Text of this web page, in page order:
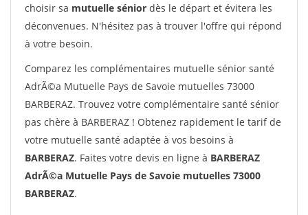
choisir sa mutuelle sénior dès le départ et évitera les
déconvenues. N'hésitez pas à trouver l'offre qui répond
à votre besoin.
Comparez les complémentaires mutuelle sénior santé
AdrÃ©a Mutuelle Pays de Savoie mutuelles 73000
BARBERAZ. Trouvez votre complémentaire santé sénior
pas chère à BARBERAZ ! Obtenez rapidement le tarif de
votre mutuelle santé adaptée à vos besoins à
BARBERAZ. Faites votre devis en ligne à BARBERAZ
AdrÃ©a Mutuelle Pays de Savoie mutuelles 73000
BARBERAZ.